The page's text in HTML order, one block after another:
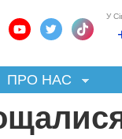
У
ПРО НАС